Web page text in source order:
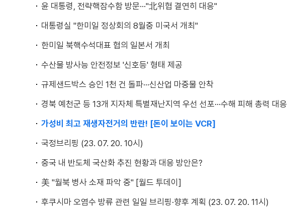
윤 대통령, 전략핵잠수함 방문···"北위협 결연히 대응"
대통령실 "한미일 정상회의 8월중 미국서 개최"
한미일 북핵수석대표 협의 일본서 개최
수산물 방사능 안전정보 '신호등' 형태 제공
규제샌드박스 승인 1천 건 돌파···신산업 마중물 안착
경북 예천군 등 13개 지자체 특별재난지역 우선 선포···수해 피해 총력 대응
가성비 최고 재생자전거의 반란! [돈이 보이는 VCR]
국정브리핑 (23. 07. 20. 10시)
중국 내 반도체 국산화 추진 현황과 대응 방안은?
美 "월북 병사 소재 파악 중" [월드 투데이]
후쿠시마 오염수 방류 관련 일일 브리핑·향후 계획 (23. 07. 20. 11시)